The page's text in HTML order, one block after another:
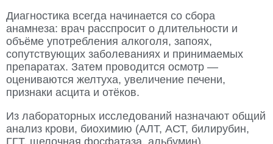
Диагностика всегда начинается со сбора
анамнеза: врач расспросит о длительности и
объёме употребления алкоголя, запоях,
сопутствующих заболеваниях и принимаемых
препаратах. Затем проводится осмотр —
оцениваются желтуха, увеличение печени,
признаки асцита и отёков.
Из лабораторных исследований назначают общий
анализ крови, биохимию (АЛТ, АСТ, билирубин,
ГГТ, щелочная фосфатаза, альбумин),